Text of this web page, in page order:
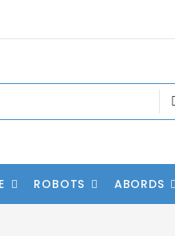
ROBOTS ABORDS